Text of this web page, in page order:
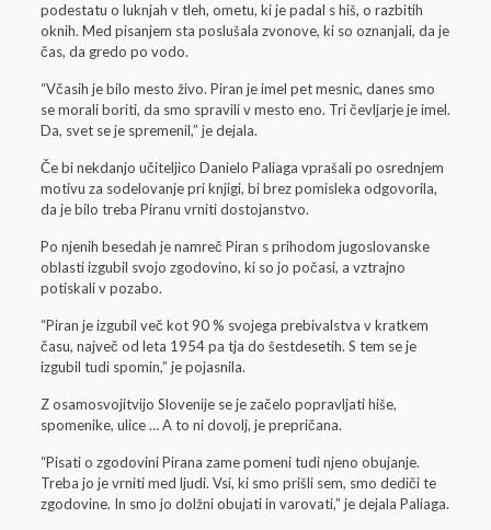
podestatu o luknjah v tleh, ometu, ki je padal s hiš, o razbitih
oknih. Med pisanjem sta poslušala zvonove, ki so oznanjali, da je
čas, da gredo po vodo.
“Včasih je bilo mesto živo. Piran je imel pet mesnic, danes smo
se morali boriti, da smo spravili v mesto eno. Tri čevljarje je imel.
Da, svet se je spremenil,” je dejala.
Če bi nekdanjo učiteljico Danielo Paliaga vprašali po osrednjem
motivu za sodelovanje pri knjigi, bi brez pomisleka odgovorila,
da je bilo treba Piranu vrniti dostojanstvo.
Po njenih besedah je namreč Piran s prihodom jugoslovanske
oblasti izgubil svojo zgodovino, ki so jo počasi, a vztrajno
potiskali v pozabo.
“Piran je izgubil več kot 90 % svojega prebivalstva v kratkem
času, največ od leta 1954 pa tja do šestdesetih. S tem se je
izgubil tudi spomin,” je pojasnila.
Z osamosvojitvijo Slovenije se je začelo popravljati hiše,
spomenike, ulice … A to ni dovolj, je prepričana.
“Pisati o zgodovini Pirana zame pomeni tudi njeno obujanje.
Treba jo je vrniti med ljudi. Vsi, ki smo prišli sem, smo dediči te
zgodovine. In smo jo dolžni obujati in varovati,” je dejala Paliaga.